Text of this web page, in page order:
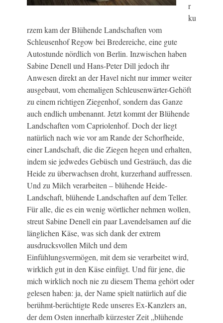
r
ku
rzem kam der Blühende Landschaften vom
Schleusenhof Regow bei Bredereiche, eine gute
Autostunde nördlich von Berlin. Inzwischen haben
Sabine Denell und Hans-Peter Dill jedoch ihr
Anwesen direkt an der Havel nicht nur immer weiter
ausgebaut, vom ehemaligen Schleusenwärter-Gehöft
zu einem richtigen Ziegenhof, sondern das Ganze
auch endlich umbenannt. Jetzt kommt der Blühende
Landschaften vom Capriolenhof. Doch der liegt
natürlich nach wie vor am Rande der Schorfheide,
einer Landschaft, die die Ziegen hegen und erhalten,
indem sie jedwedes Gebüsch und Gesträuch, das die
Heide zu überwachsen droht, kurzerhand auffressen.
Und zu Milch verarbeiten – blühende Heide-
Landschaft, blühende Landschaften auf dem Teller.
Für alle, die es ein wenig wörtlicher nehmen wollen,
streut Sabine Denell ein paar Lavendelsamen auf die
länglichen Käse, was sich dank der extrem
ausdrucksvollen Milch und dem
Einfühlungsvermögen, mit dem sie verarbeitet wird,
wirklich gut in den Käse einfügt. Und für jene, die
mich wirklich noch nie zu diesem Thema gehört oder
gelesen haben: ja, der Name spielt natürlich auf die
berühmt-berüchtigte Rede unseres Ex-Kanzlers an,
der dem Osten innerhalb kürzester Zeit „blühende